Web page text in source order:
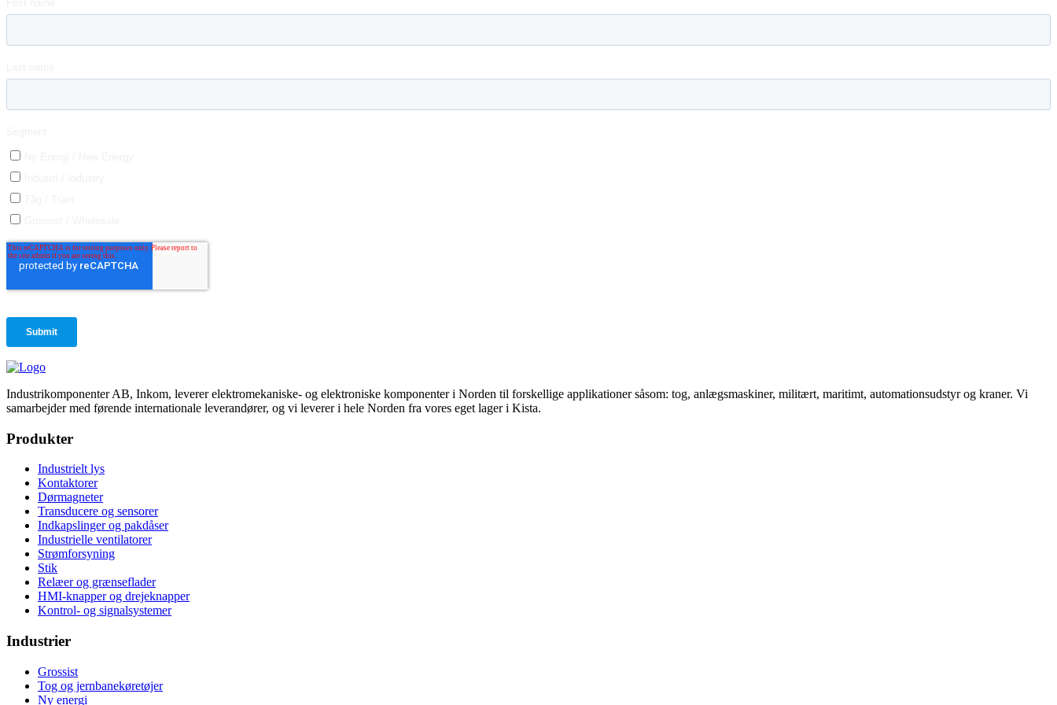
Industrikomponenter AB, Inkom, leverer elektromekaniske- og elektroniske komponenter i Norden til forskellige applikationer såsom: tog, anlægsmaskiner, militært, maritimt, automationsudstyr og kraner. Vi
samarbejder med førende internationale leverandører, og vi leverer i hele Norden fra vores eget lager i Kista.
Produkter
Industrielt lys
Kontaktorer
Dørmagneter
Transducere og sensorer
Indkapslinger og pakdåser
Industrielle ventilatorer
Strømforsyning
Stik
Relæer og grænseflader
HMI-knapper og drejeknapper
Kontrol- og signalsystemer
Industrier
Grossist
Tog og jernbanekøretøjer
Ny energi